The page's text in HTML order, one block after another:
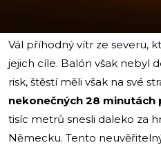
Vál příhodný vítr ze severu,
jejich cíle. Balón však nebyl
risk, štěstí měli však na své
nekonečných 28 minutách
tisíc metrů snesli daleko za
Německu. Tento